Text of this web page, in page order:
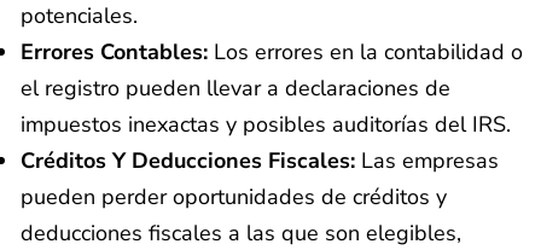
potenciales.
Errores Contables: Los errores en la contabilidad o
el registro pueden llevar a declaraciones de
impuestos inexactas y posibles auditorías del IRS.
Créditos Y Deducciones Fiscales: Las empresas
pueden perder oportunidades de créditos y
deducciones fiscales a las que son elegibles,